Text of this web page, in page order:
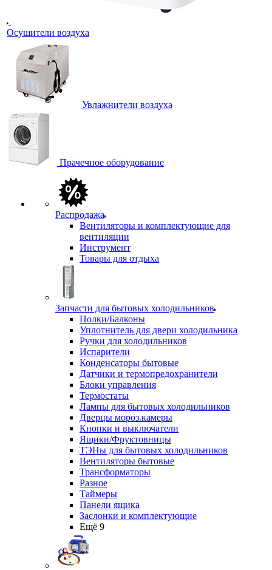
Осушители воздуха
Увлажнители воздуха
Прачечное оборудование
Распродажа
Вентиляторы и комплектующие для
вентиляции
Инструмент
Товары для отдыха
Запчасти для бытовых холодильников
Полки/Балконы
Уплотнитель для двери холодильника
Ручки для холодильников
Испарители
Конденсаторы бытовые
Датчики и термопредохранители
Блоки управления
Термостаты
Лампы для бытовых холодильников
Дверцы мороз.камеры
Кнопки и выключатели
Ящики/Фруктовницы
ТЭНы для бытовых холодильников
Вентиляторы бытовые
Трансформаторы
Разное
Таймеры
Панели ящика
Заслонки и комплектующие
Ещё 9